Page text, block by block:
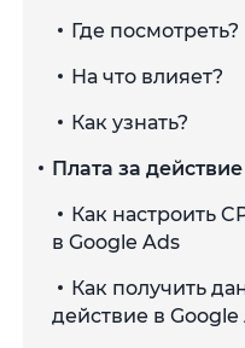
Где посмотреть?
На что влияет?
Как узнать?
Плата за действие
Как настроить
в Google Ads
Как получить
действие в Google